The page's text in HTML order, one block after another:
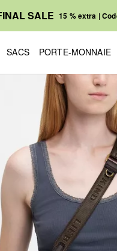
SALE 15 % extra |
SACS PORTE-MONNAIE